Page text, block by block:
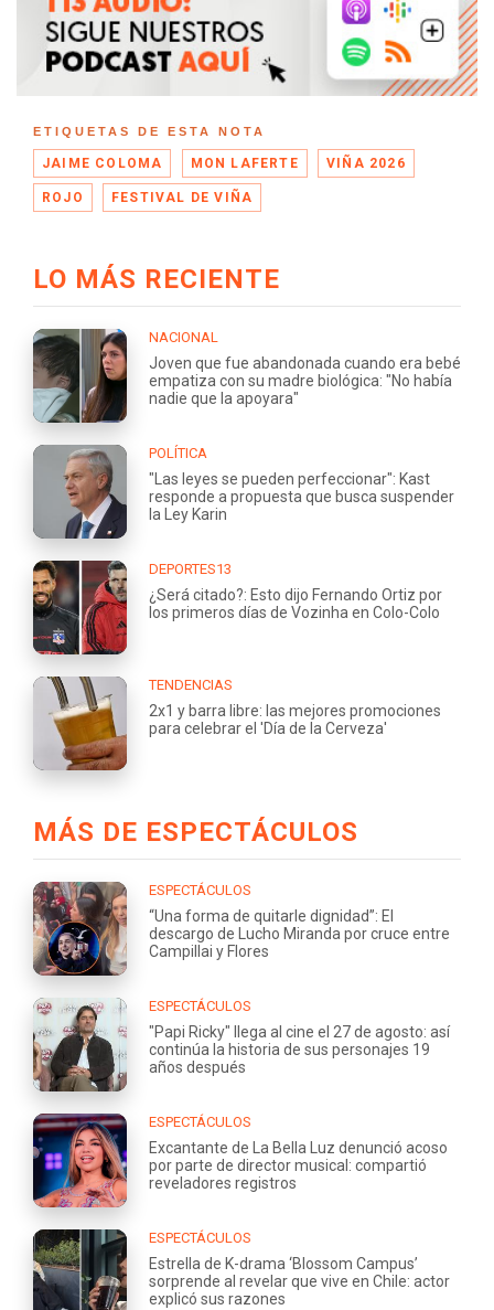
ETIQUETAS DE ESTA NOTA
JAIME COLOMA MON LAFERTE VIÑA 2026
ROJO FESTIVAL DE VIÑA
LO MÁS RECIENTE
NACIONAL
Joven que fue abandonada cuando era bebé
empatiza con su madre biológica: "No había
nadie que la apoyara"
POLÍTICA
"Las leyes se pueden perfeccionar": Kast
responde a propuesta que busca suspender
la Ley Karin
DEPORTES13
¿Será citado?: Esto dijo Fernando Ortiz por
los primeros días de Vozinha en Colo-Colo
TENDENCIAS
2x1 y barra libre: las mejores promociones
para celebrar el 'Día de la Cerveza'
MÁS DE ESPECTÁCULOS
ESPECTÁCULOS
“Una forma de quitarle dignidad”: El
descargo de Lucho Miranda por cruce entre
Campillai y Flores
ESPECTÁCULOS
"Papi Ricky" llega al cine el 27 de agosto: así
continúa la historia de sus personajes 19
años después
ESPECTÁCULOS
Excantante de La Bella Luz denunció acoso
por parte de director musical: compartió
reveladores registros
ESPECTÁCULOS
Estrella de K-drama ‘Blossom Campus’
sorprende al revelar que vive en Chile: actor
explicó sus razones